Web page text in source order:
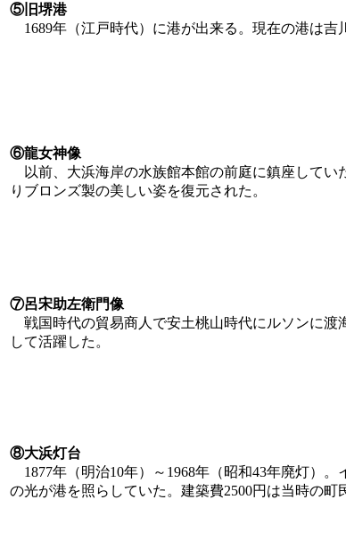
⑤旧堺港
1689年（江戸時代）に港が出来る。現在の港は吉
⑥龍女神像
以前、大浜海岸の水族館本館の前庭に鎮座してい
りブロンズ製の美しい姿を復元された。
⑦呂宋助左衛門像
戦国時代の貿易商人で安土桃山時代にルソンに渡
して活躍した。
⑧大浜灯台
1877年（明治10年）～1968年（昭和43年廃灯）
の光が港を照らしていた。建築費2500円は当時の町